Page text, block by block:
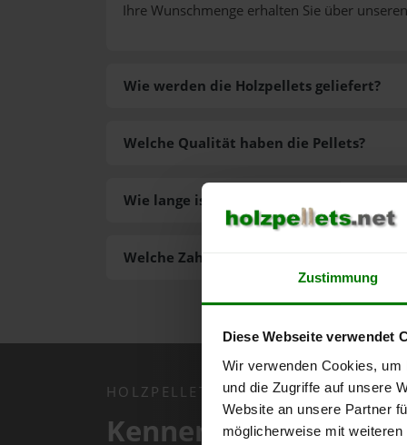
Zustimmung
Diese Webseite verwendet
Wir verwenden Cookies,
und die Zugriffe auf unsere
Website an unsere Partner
möglicherweise mit
Ihre Wunschmenge erhalten Sie über unseren
Wie werden die Holzpellets geliefert?
Welche Zahlungsarten gibt es?
Welche Qualität haben die Pellets?
Wie lange ist die Lieferzeit der Pellets?
HOLZPELLETS.NET APP
Kennen Sie schon